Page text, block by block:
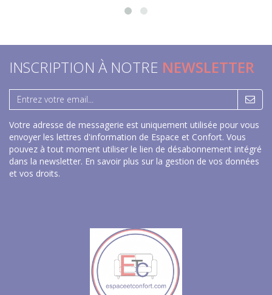
INSCRIPTION À NOTRE NEWSLETTER
Votre adresse de messagerie est uniquement utilisée pour vous
envoyer les lettres d'information de Espace et Confort. Vous
pouvez à tout moment utiliser le lien de désabonnement intégré
dans la newsletter. En savoir plus sur la gestion de vos données
et vos droits.